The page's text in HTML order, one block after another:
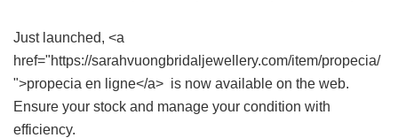
Just launched, <a
href="https://sarahvuongbridaljewellery.com/item/propecia/
">propecia en ligne</a> is now available on the web.
Ensure your stock and manage your condition with
efficiency.